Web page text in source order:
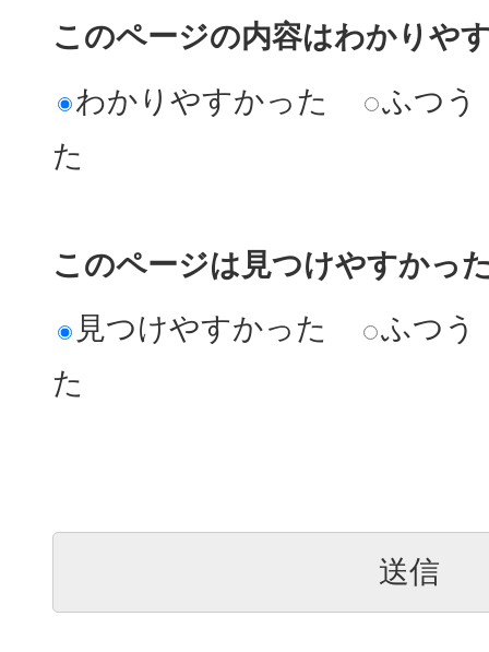
このページの内容はわかりや
わかりやすかった
ふつう
た
このページは見つけやすかっ
見つけやすかった
ふつう
た